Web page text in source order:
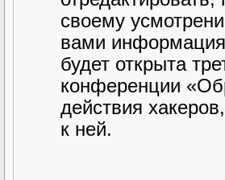
своему
вами информация
будет открыта
конференции
действия
к ней.